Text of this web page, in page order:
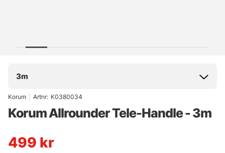
3m
Korum Artnr: K0380034
Korum Allrounder Tele-Handle - 3m
499 kr